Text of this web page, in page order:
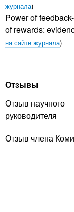
журнала)
Power of
of rewards:
на сайте журнала)
Отзывы
Отзыв научного
руководителя
Отзыв члена